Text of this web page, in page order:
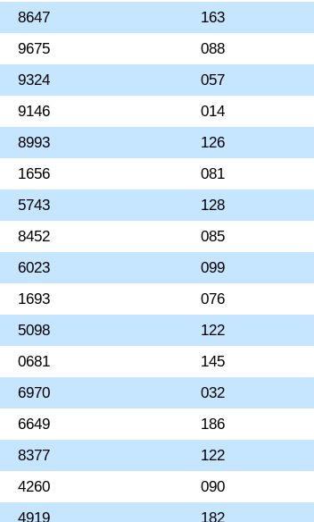
8647
163
9675
088
9324
057
9146
014
8993
126
1656
081
5743
128
8452
085
6023
099
1693
076
5098
122
0681
145
6970
032
6649
186
8377
122
4260
090
4919
182